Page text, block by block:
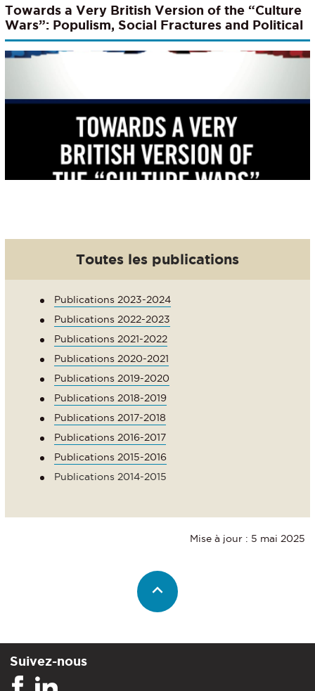
Towards a Very British Version of the “Culture
Wars”: Populism, Social Fractures and Political
Communication
Toutes les publications
Publications 2023-2024
Publications 2022-2023
Publications 2021-2022
Publications 2020-2021
Publications 2019-2020
Publications 2018-2019
Publications 2017-2018
Publications 2016-2017
Publications 2015-2016
Publications 2014-2015
Mise à jour : 5 mai 2025
Suivez-nous